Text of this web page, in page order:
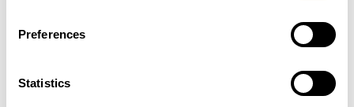
Preferences
Statistics